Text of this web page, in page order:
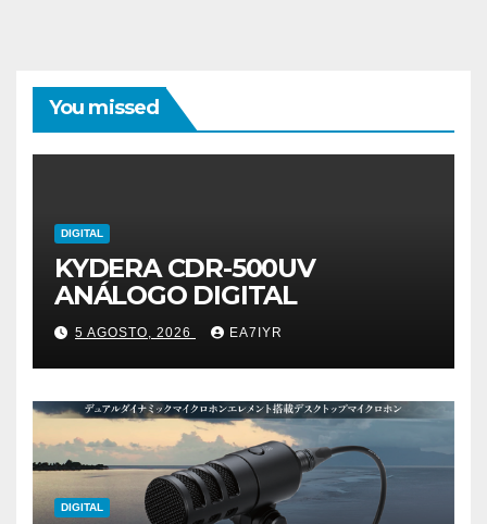
You missed
DIGITAL
KYDERA CDR-500UV
ANÁLOGO DIGITAL
5 AGOSTO, 2026 EA7IYR
DIGITAL